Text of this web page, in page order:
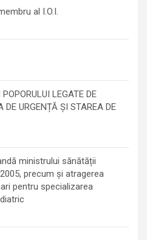
al I.O.I.
LEGATE DE
URGENȚĂ ȘI STAREA DE
ministrului sănătății
precum și atragerea
pentru specializarea